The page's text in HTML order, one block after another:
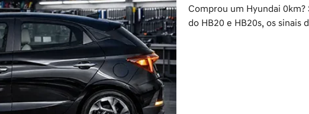
Comprou um Hyundai
do HB20 e HB20s, os sinais